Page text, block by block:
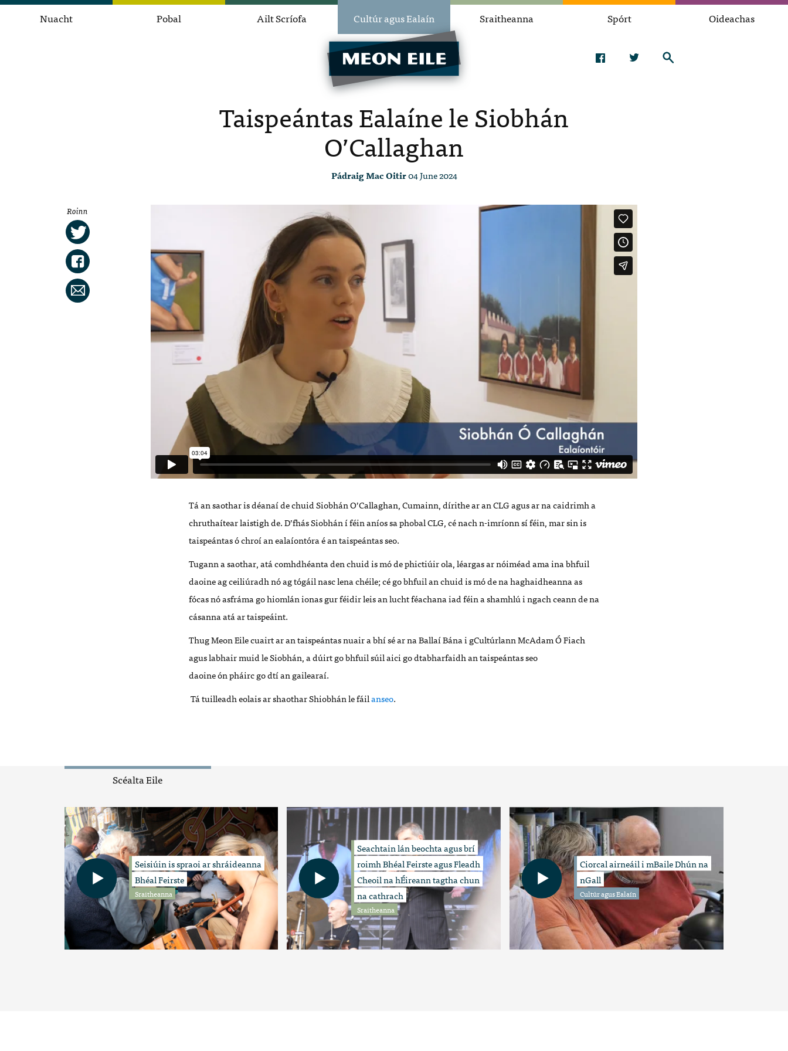
Nuacht Pobal Ailt Scríofa Cultúr agus Ealaín Sraitheanna Spórt Oideachas
Taispeántas Ealaíne le Siobhán
O’Callaghan
Pádraig Mac Oitir04 June 2024
Roinn
Táan saothar is déanaí de chuid SiobhánO’Callaghan, Cumainn, dírithe ar an CLG agus ar na caidrimh a
chruthaítearlaistigh de. D’fhás Siobhán í féin aníos sa phobal CLG, cénachn-imríonn sí féin, mar sin is
taispeántasó chroían ealaíontóra é an taispeántas seo.
Tuganna saothar, atácomhdhéanta den chuid is mó de phictiúir ola, léargas ar nóiméad ama ina bhfuil
daoine ag ceiliúradh nó agtógáilnasc lena chéile; cégo bhfuil an chuid is mó de nahaghaidheanna as
fócas nó asfráma go hiomlán ionas gur féidir leis an lucht féachana iad féin a shamhlú i ngach ceann de na
cásanna atáar taispeáint.
Thug Meon Eile cuairt ar an taispeántas nuair a bhí séar naBallaíBánaigCultúrlann McAdam ÓFiach
agus labhair muid le Siobhán, adúirt go bhfuil súil aici go dtabharfaidh an taispeántas seo
daoineónpháircgo dtían gailearaí.
Tá tuilleadh eolais ar shaothar Shiobhán le fáilanseo.
Scéalta Eile
Seisiúin is spraoi ar shráideanna
Bhéal Feirste
Sraitheanna
Seachtain lán beochta agus brí
roimh Bhéal Feirste agus Fleadh
Cheoil na hÉireann tagtha chun
na cathrach
Sraitheanna
Ciorcal airneáil i mBaile Dhún na
nGall
Cultúr agus Ealaín